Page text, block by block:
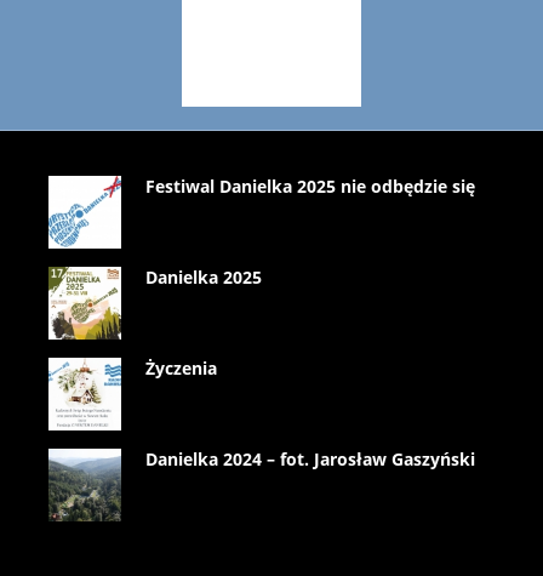
Festiwal Danielka 2025 nie odbędzie się
Danielka 2025
Życzenia
Danielka 2024 – fot. Jarosław Gaszyński